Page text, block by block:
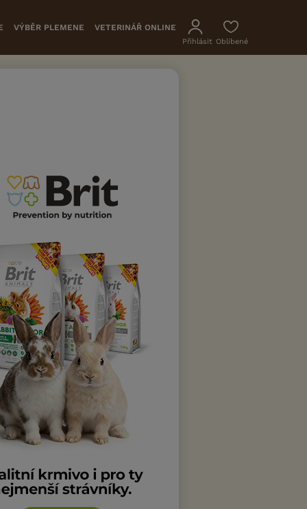
VÝBĚR PLEMENE VETERINÁŘ ONLINE
Přihlásit Oblíbené